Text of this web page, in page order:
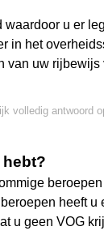
u er
in het
van uw
volledig antwoord
hebt?
heeft
u geen VOG